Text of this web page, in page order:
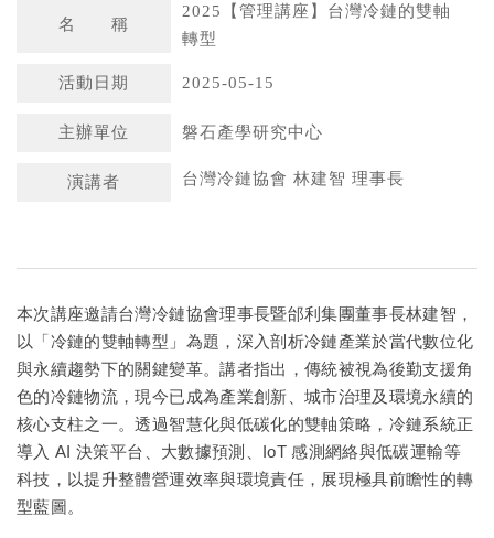
名 稱
2025【管理講座】台灣冷鏈的雙軸
轉型
活動日期 2025-05-15
主辦單位 磐石產學研究中心
演講者 台灣冷鏈協會 林建智 理事長
本次講座邀請台灣冷鏈協會理事長暨邰利集團董事長林建智，
以「冷鏈的雙軸轉型」為題，深入剖析冷鏈產業於當代數位化
與永續趨勢下的關鍵變革。講者指出，傳統被視為後勤支援角
色的冷鏈物流，現今已成為產業創新、城市治理及環境永續的
核心支柱之一。透過智慧化與低碳化的雙軸策略，冷鏈系統正
導入 AI 決策平台、大數據預測、IoT 感測網絡與低碳運輸等
科技，以提升整體營運效率與環境責任，展現極具前瞻性的轉
型藍圖。